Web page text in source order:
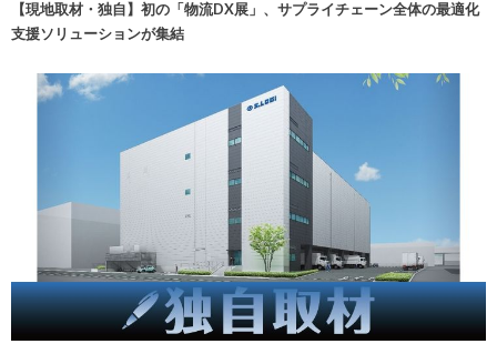
【現地取材・独自】初の「物流DX展」、サプライチェーン全体の最適化
支援ソリューションが集結